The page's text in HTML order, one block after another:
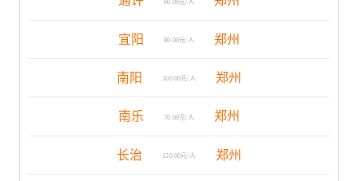
60.00元/人
宜阳 80.00元/人 郑州
南阳 100.00元/人 郑州
南乐 70.00元/人 郑州
长治 120.00元/人 郑州